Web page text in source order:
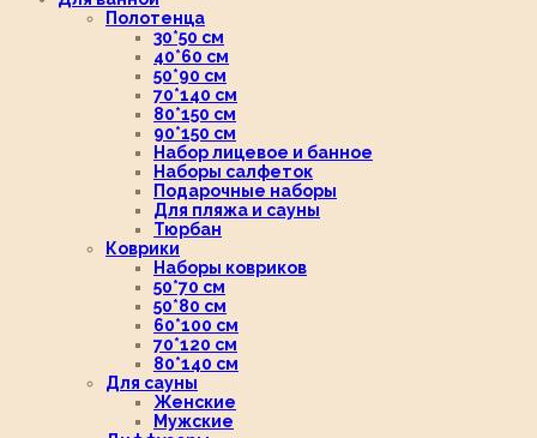
Полотенца
30*50 см
40*60 см
50*90 см
70*140 см
80*150 см
90*150 см
Набор лицевое и банное
Наборы салфеток
Подарочные наборы
Для пляжа и сауны
Тюрбан
Коврики
Наборы ковриков
50*70 см
50*80 см
60*100 см
70*120 см
80*140 см
Для сауны
Женские
Мужские